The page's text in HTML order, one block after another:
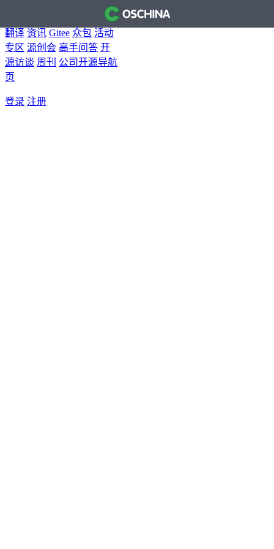
博客
翻译 资讯 Gitee 众包 活动
专区 源创会 高手问答 开
源访谈 周刊 公司开源导航
页
登录 注册